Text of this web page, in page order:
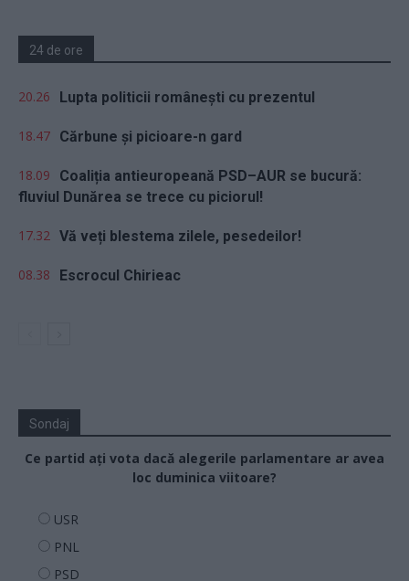
24 de ore
20.26 Lupta politicii românești cu prezentul
18.47 Cărbune și picioare-n gard
18.09
Coaliția antieuropeană PSD–AUR se bucură:
fluviul Dunărea se trece cu piciorul!
17.32 Vă veți blestema zilele, pesedeilor!
08.38 Escrocul Chirieac
Sondaj
Ce partid ați vota dacă alegerile parlamentare ar avea
loc duminica viitoare?
USR
PNL
PSD